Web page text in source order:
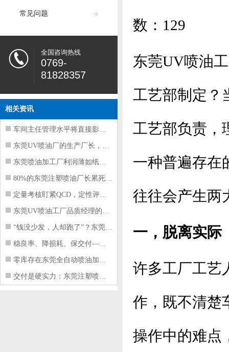
常见问题
全国咨询热线
0769-
81828357
相关资讯
车间主任管理水平将直接影响东莞注塑件
东莞UV喷油厂的生产厂长，到底在给工
东莞喷油加工厂利润薄如纸？这四项基本
80%的东莞注塑喷油厂长累死累活，利
定量考核盯紧QCD，定性评价看好配合
东莞UV喷油工厂品质经理的四项核心管
“钱没少发，人却跑了”？东莞注塑喷油
稳良率、降损耗、保交付——东莞这家U
零库存在东莞全自动喷油加工厂不可行的
交付是硬实力：东莞注塑喷油厂如何用齐
数： 129
东莞UV喷油
工艺部制定？
工艺部负责，
一种普遍存在
往往会产生两
一，脱离实际
许多工厂工艺
作，既不清楚
操作中的难点